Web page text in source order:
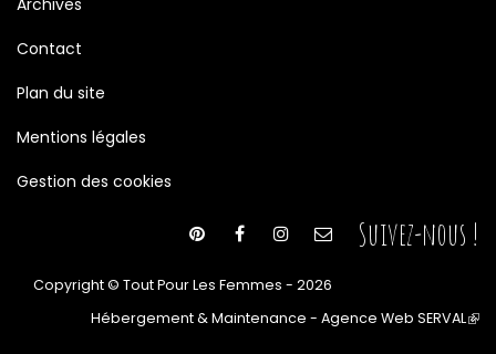
Contact
Plan du site
Mentions légales
Gestion des cookies
Suivez-nous !
Copyright © Tout Pour Les Femmes - 2026
Hébergement & Maintenance - Agence Web SERVAL(le